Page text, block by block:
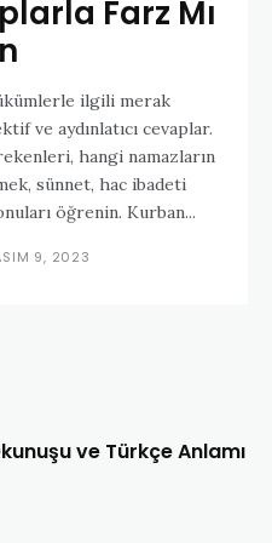
Farz Mı
ilgili merak
ve aydınlatıcı cevaplar.
hangi namazların
sünnet, hac ibadeti
veya sadaka vermek gibi konuları öğrenin. Kurban...
9, 2023
ve Türkçe Anlamı